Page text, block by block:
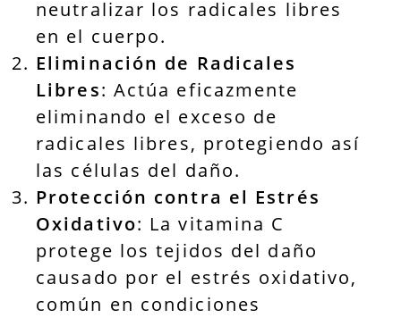
neutralizar los radicales libres
en el cuerpo.
Eliminación de Radicales
Libres: Actúa eficazmente
eliminando el exceso de
radicales libres, protegiendo así
las células del daño.
Protección contra el Estrés
Oxidativo: La vitamina C
protege los tejidos del daño
causado por el estrés oxidativo,
común en condiciones